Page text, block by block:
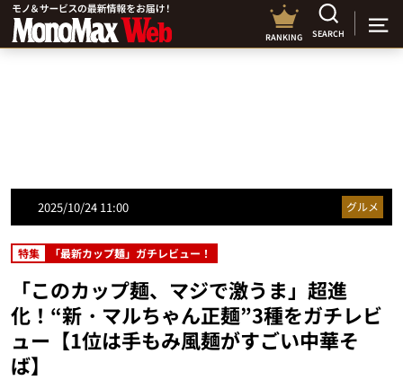
RANKING SEARCH
2025/10/24 11:00 グルメ
特集 「最新カップ麺」ガチレビュー！
「このカップ麺、マジで激うま」超進
化！“新・マルちゃん正麺”3種をガチレビ
ュー【1位は手もみ風麺がすごい中華そ
ば】